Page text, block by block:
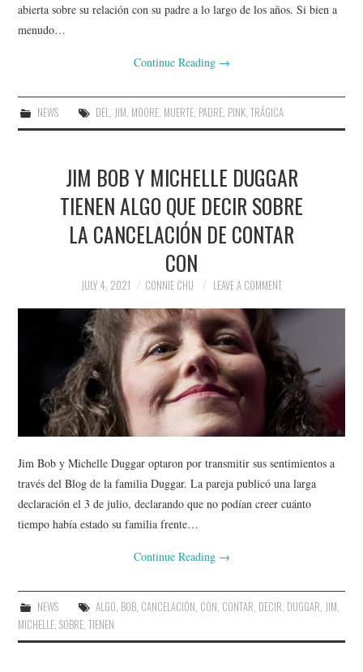
abierta sobre su relación con su padre a lo largo de los años. Si bien a
menudo…
Continue Reading →
NEWS DEL, JIM, MOORE, MUERTE, PADRE, PINK, TRÁGICA
JIM BOB Y MICHELLE DUGGAR
TIENEN ALGO QUE DECIR SOBRE
LA CANCELACIÓN DE CONTAR
CON
JULY 4, 2021 CONNIE CHU LEAVE A COMMENT
Jim Bob y Michelle Duggar optaron por transmitir sus sentimientos a
través del Blog de la familia Duggar. La pareja publicó una larga
declaración el 3 de julio, declarando que no podían creer cuánto
tiempo había estado su familia frente…
Continue Reading →
NEWS ALGO, BOB, CANCELACIÓN, CON, CONTAR, DECIR, DUGGAR, JIM,
MICHELLE,SOBRE,TIENEN